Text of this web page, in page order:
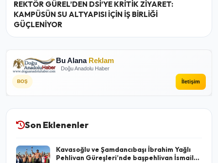
REKTÖR GÜREL’DEN DSİ’YE KRİTİK ZİYARET:
KAMPÜSÜN SU ALTYAPISI İÇİN İŞ BİRLİĞİ
GÜÇLENİYOR
Bu Alana Reklam
Doğu Anadolu Haber
BOŞ İletişim
Son Eklenenler
Kavasoğlu ve Şamdancıbaşı İbrahim Yağlı
Pehlivan Güreşleri’nde başpehlivan İsmail